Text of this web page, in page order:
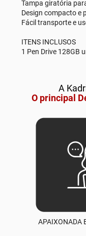
Tampa giratória
Design compacto e
Fácil transporte e
ITENS INCLUSOS
1 Pen Drive 128GB
A
O principal
APAIXONADA